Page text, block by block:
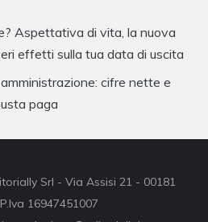
Aspettativa di vita, la nuova
effetti sulla tua data di uscita
cifre nette e
paga
Srl - Via Assisi 21 - 00181
16947451007